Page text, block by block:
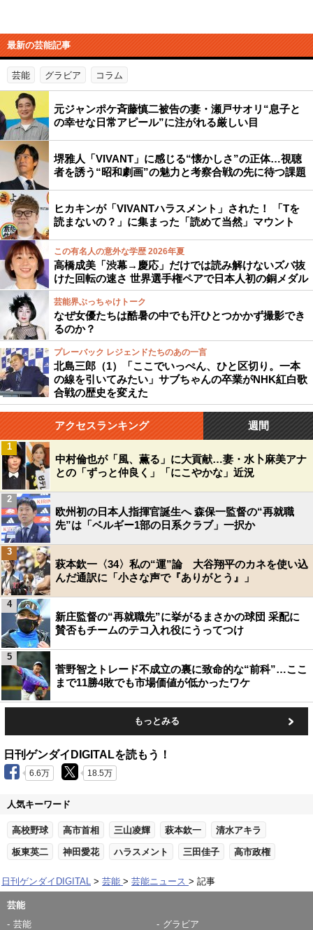
最新の芸能記事
芸能 グラビア コラム
元ジャンポケ斉藤慎二被告の妻・瀬戸サオリ“息子と
の幸せな日常アピール”に注がれる厳しい目
堺雅人「VIVANT」に感じる“懐かしさ”の正体…視聴
者を誘う“昭和劇画”の魅力と考察合戦の先に待つ課題
ヒカキンが「VIVANTハラスメント」された！ 「Tを
読まないの？」に集まった「読めて当然」マウント
この有名人の意外な学歴 2026年夏
高橋成美「渋幕→慶応」だけでは読み解けないズバ抜
けた回転の速さ 世界選手権ペアで日本人初の銅メダル
芸能界ぶっちゃけトーク
なぜ女優たちは酷暑の中でも汗ひとつかかず撮影でき
るのか？
プレーバック レジェンドたちのあの一言
北島三郎（1）「ここでいっぺん、ひと区切り。一本
の線を引いてみたい」サブちゃんの卒業がNHK紅白歌
合戦の歴史を変えた
アクセスランキング 週間
中村倫也が「風、薫る」に大貢献…妻・水卜麻美アナ
との「ずっと仲良く」「にこやかな」近況
1
欧州初の日本人指揮官誕生へ 森保一監督の“再就職
先”は「ベルギー1部の日系クラブ」一択か
2
萩本欽一〈34〉私の“運”論 大谷翔平のカネを使い込
んだ通訳に「小さな声で『ありがとう』」
3
新庄監督の“再就職先”に挙がるまさかの球団 采配に
賛否もチームのテコ入れ役にうってつけ
4
菅野智之トレード不成立の裏に致命的な“前科”…ここ
まで11勝4敗でも市場価値が低かったワケ
5
もっとみる
日刊ゲンダイDIGITALを読もう！
6.6万 18.5万
人気キーワード
高校野球 高市首相 三山凌輝 萩本欽一 清水アキラ
板東英二 神田愛花 ハラスメント 三田佳子 高市政権
日刊ゲンダイDIGITAL 芸能 芸能ニュース 記事
芸能
芸能
グラビア